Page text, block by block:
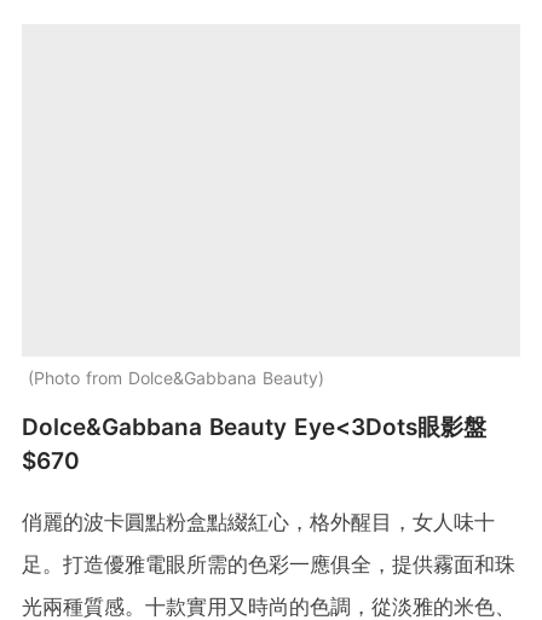
Photo from Dolce&Gabbana Beauty
Dolce&Gabbana Beauty Eye<3Dots眼影盤
$670
俏麗的波卡圓點粉盒點綴紅心，格外醒目，女人味十
足。打造優雅電眼所需的色彩一應俱全，提供霧面和珠
光兩種質感。十款實用又時尚的色調，從淡雅的米色、